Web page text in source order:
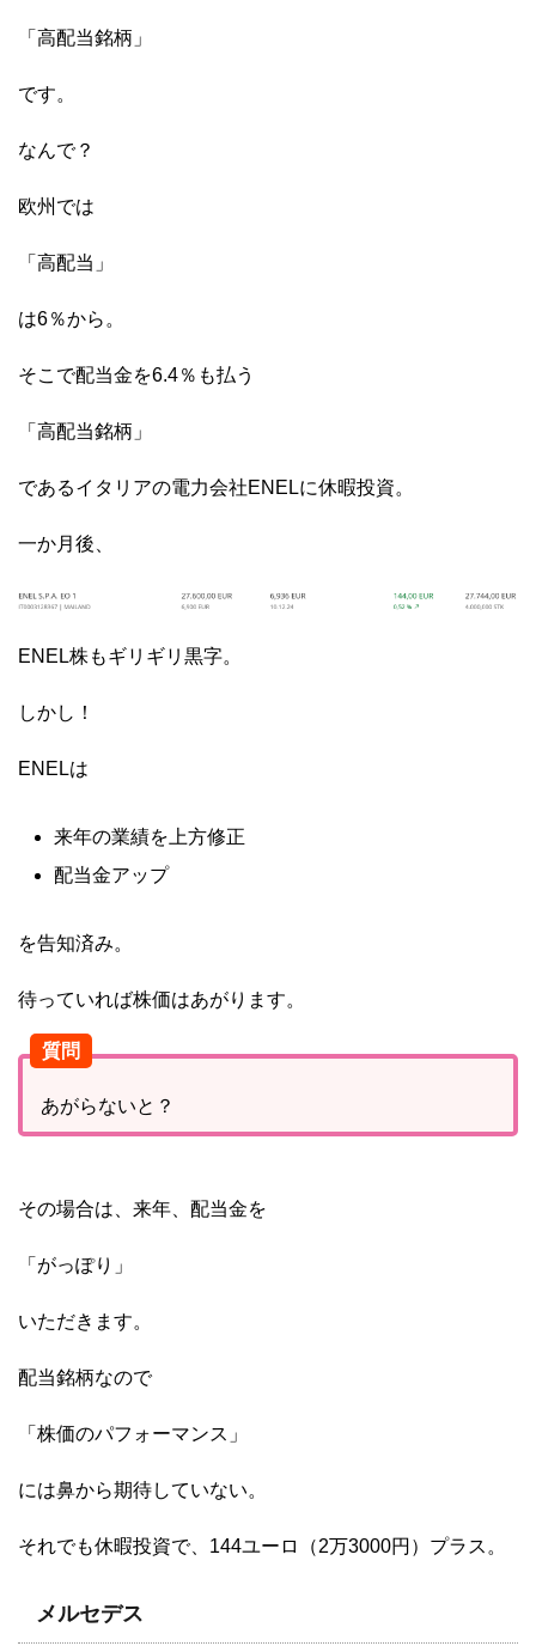
「高配当銘柄」
です。
なんで？
欧州では
「高配当」
は6％から。
そこで配当金を6.4％も払う
「高配当銘柄」
であるイタリアの電力会社ENELに休暇投資。
一か月後、
ENEL株もギリギリ黒字。
しかし！
ENELは
来年の業績を上方修正
配当金アップ
を告知済み。
待っていれば株価はあがります。
質問
あがらないと？
その場合は、来年、配当金を
「がっぽり」
いただきます。
配当銘柄なので
「株価のパフォーマンス」
には鼻から期待していない。
それでも休暇投資で、144ユーロ（2万3000円）プラス。
メルセデス